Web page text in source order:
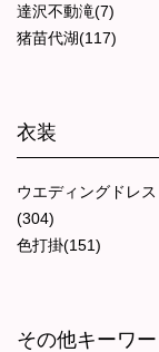
達沢不動滝(7)
猪苗代湖(117)
衣装
ウエディングドレス
(304)
色打掛(151)
その他キーワー